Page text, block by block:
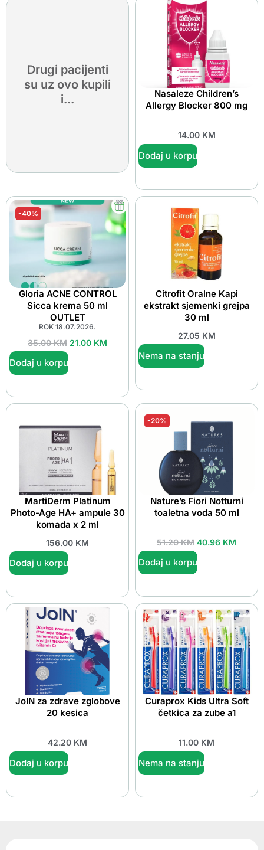
Drugi pacijenti
su uz ovo kupili
i...
Nasaleze Children’s
Allergy Blocker 800 mg
14.00 KM
Dodaj u korpu
-40%
Gloria ACNE CONTROL
Sicca krema 50 ml
OUTLET
ROK 18.07.2026.
35.00KM 21.00 KM
Dodaj u korpu
Citrofit Oralne Kapi
ekstrakt sjemenki grejpa
30 ml
27.05 KM
Nema na stanju
MartiDerm Platinum
Photo-Age HA+ ampule 30
komada x 2 ml
156.00 KM
Dodaj u korpu
-20%
Nature’s Fiori Notturni
toaletna voda 50 ml
51.20KM 40.96 KM
Dodaj u korpu
JoIN za zdrave zglobove
20 kesica
42.20 KM
Dodaj u korpu
Curaprox Kids Ultra Soft
četkica za zube a1
11.00 KM
Nema na stanju